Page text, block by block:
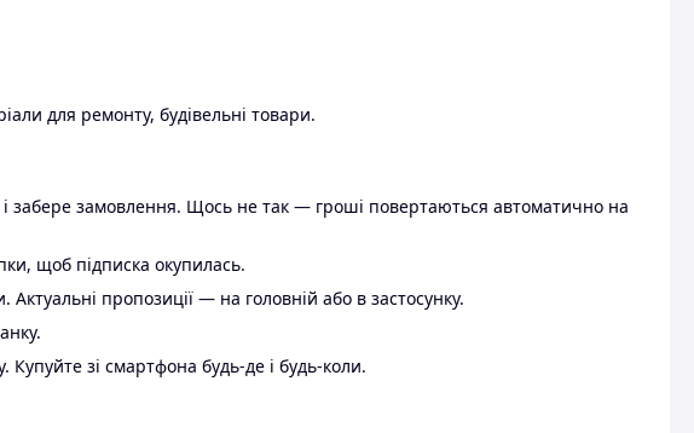
для ремонту, будівельні товари.
забере замовлення. Щось не так — гроші повертаються автоматично на
щоб підписка окупилась.
пропозиції — на головній або в застосунку.
зі смартфона будь-де і будь-коли.